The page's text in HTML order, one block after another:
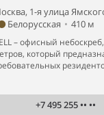
1-я улица
Белорусская • 410 м
– офисный
который
+7 495 255 •• ••